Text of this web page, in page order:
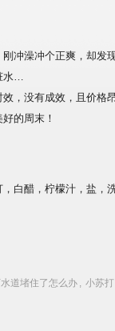
冲澡冲个正爽，却发
水…
，没有成效，且价格
的周末！
白醋，柠檬汁，盐，
道堵住了怎么办 , 小苏打